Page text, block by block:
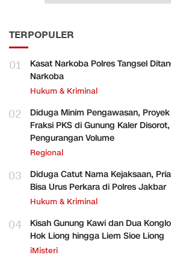
TERPOPULER
01
Kasat Narkoba Polres Tangsel
Narkoba
Hukum & Kriminal
02
Diduga Minim Pengawasan,
Fraksi PKS di Gunung Kaler
Pengurangan Volume
Regional
03
Diduga Catut Nama Kejaksaan,
Bisa Urus Perkara di Polres Jakbar
Hukum & Kriminal
04
Kisah Gunung Kawi dan Dua
Hok Liong hingga Liem Sioe Liong
iMisteri